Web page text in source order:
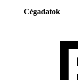
Cégadatok